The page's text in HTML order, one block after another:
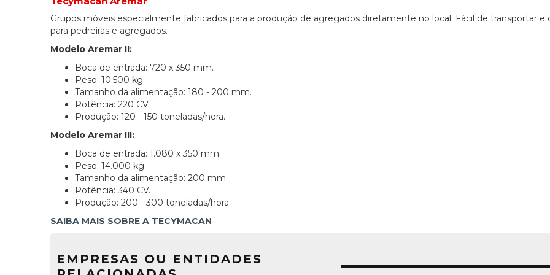
Grupos móveis especialmente fabricados para a produção de agregados diretamente no local. Fácil de transportar e
para pedreiras e agregados.
Modelo Aremar II:
Boca de entrada: 720 x 350 mm.
Peso: 10.500 kg.
Tamanho da alimentação: 180 - 200 mm.
Potência: 220 CV.
Produção: 120 - 150 toneladas/hora.
Modelo Aremar III:
Boca de entrada: 1.080 x 350 mm.
Peso: 14.000 kg.
Tamanho da alimentação: 200 mm.
Potência: 340 CV.
Produção: 200 - 300 toneladas/hora.
SAIBA MAIS SOBRE A TECYMACAN
EMPRESAS OU ENTIDADES